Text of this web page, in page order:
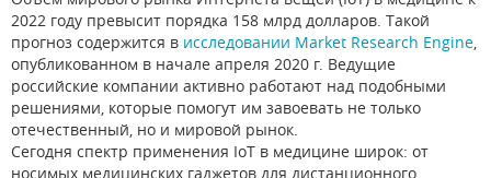
2022 году превысит порядка 158 млрд долларов. Такой
прогноз содержится в исследовании Market Research Engine
опубликованном в начале апреля 2020 г. Ведущие
российские компании активно работают над подобными
решениями, которые помогут им завоевать не только
отечественный, но и мировой рынок.
Сегодня спектр применения IoT в медицине широк: от
носимых медицинских гаджетов для дистанционного